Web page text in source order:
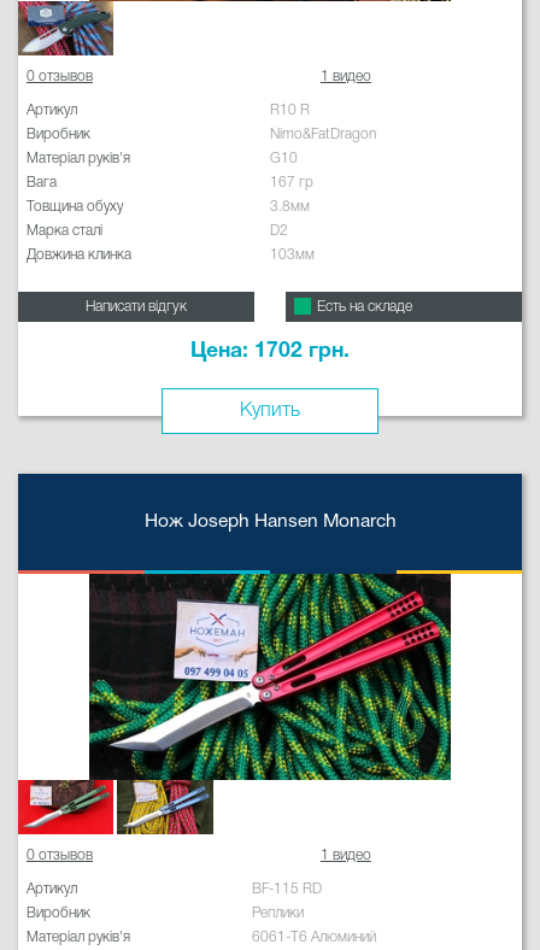
0 отзывов 1 видео
Артикул
R10 R
Виробник
Nimo&FatDragon
Матеріал руків'я
G10
Вага
167 гр
Товщина обуху
3.8мм
Марка сталі
D2
Довжина клинка
103мм
Написати відгук Есть на складе
Цена: 1702 грн.
Купить
Нож Joseph Hansen Monarch
0 отзывов 1 видео
Артикул
BF-115 RD
Виробник
Реплики
Матеріал руків'я
6061-T6 Алюминий